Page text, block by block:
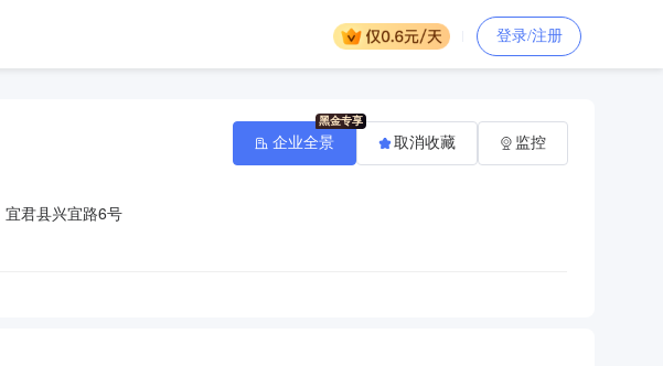
登录/注册
宜君县兴宜路6号
企业全景 取消收藏 监控